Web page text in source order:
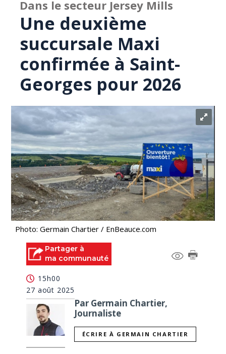
Dans le secteur Jersey Mills
Une deuxième
succursale Maxi
confirmée à Saint-
Georges pour 2026
Photo: Germain Chartier / EnBeauce.com
Partager à
ma communauté
15h00
27 août 2025
Par Germain Chartier,
Journaliste
ÉCRIRE À GERMAIN CHARTIER